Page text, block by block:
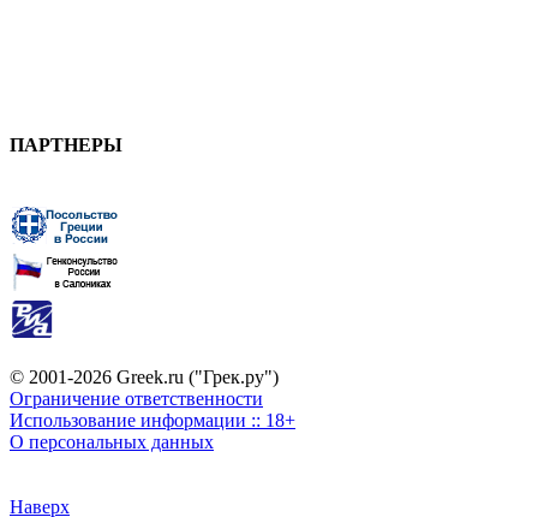
ПАРТНЕРЫ
© 2001-2026 Greek.ru ("Грек.ру")
Ограничение ответственности
Использование информации :: 18+
О персональных данных
Наверх